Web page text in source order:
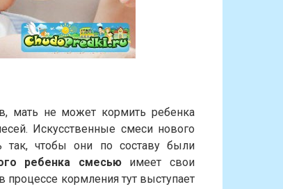
мать не может кормить ребенка
Искусственные смеси нового
так, чтобы они по составу были
ребенка смесьюимеет свои
кормления тут выступает